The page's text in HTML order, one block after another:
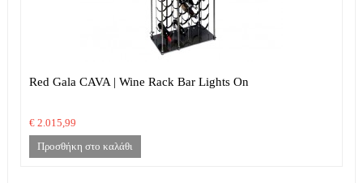
Red Gala CAVA | Wine Rack Bar Lights On
€ 2.015,99
Προσθήκη στο καλάθι